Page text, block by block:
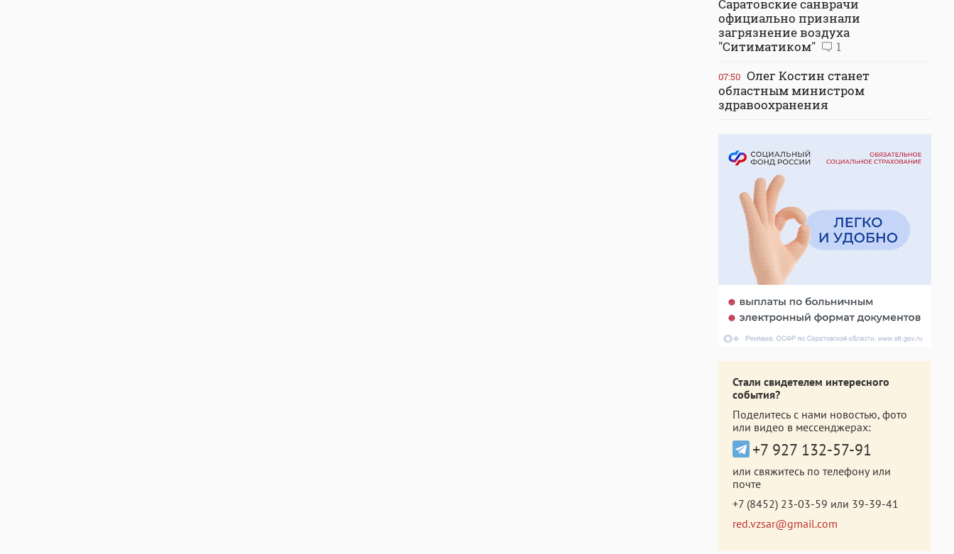
Саратовские санврачи
официально признали
загрязнение воздуха
"Ситиматиком"
1
07:50 Олег Костин станет
областным министром
здравоохранения
Стали свидетелем интересного
события?
Поделитесь с нами новостью, фото
или видео в мессенджерах:
+7 927 132-57-91
или свяжитесь по телефону или
почте
+7 (8452) 23-03-59 или 39-39-41
red.vzsar@gmail.com